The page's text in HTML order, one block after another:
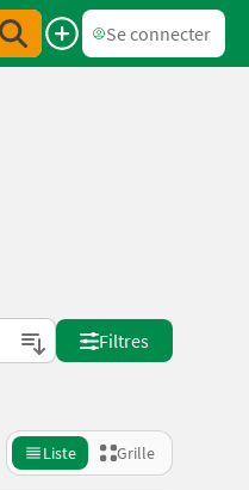
Se connecter
Filtres
Liste Grille